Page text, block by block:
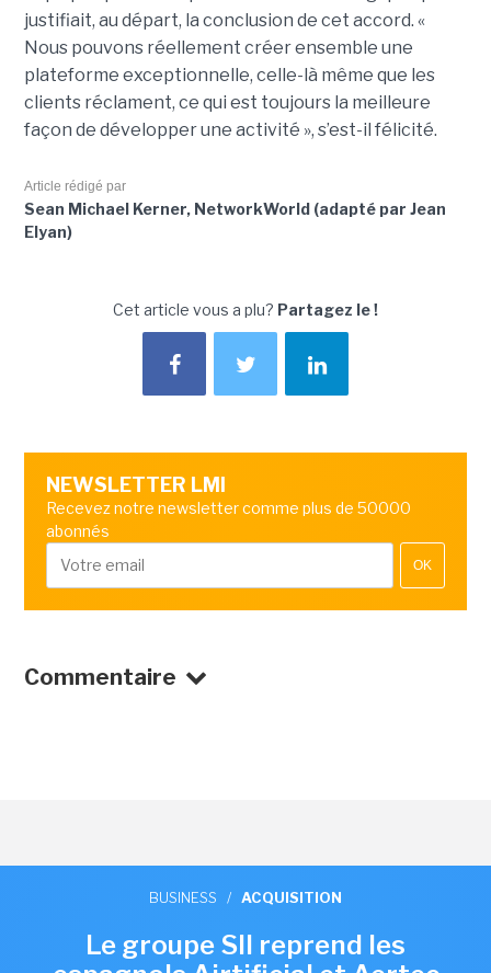
justifiait, au départ, la conclusion de cet accord. «
Nous pouvons réellement créer ensemble une
plateforme exceptionnelle, celle-là même que les
clients réclament, ce qui est toujours la meilleure
façon de développer une activité », s’est-il félicité.
Article rédigé par
Sean Michael Kerner, NetworkWorld (adapté par Jean
Elyan)
Cet article vous a plu? Partagez le !
NEWSLETTER LMI
Recevez notre newsletter comme plus de 50000
abonnés
OK
Commentaire
BUSINESS / ACQUISITION
Le groupe SII reprend les